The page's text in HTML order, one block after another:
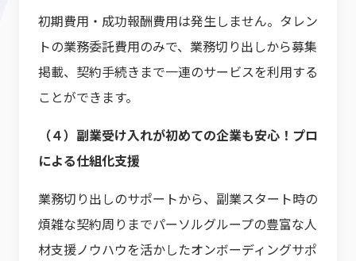
初期費用・成功報酬費用は発生しません。タレン
トの業務委託費用のみで、業務切り出しから募集
掲載、契約手続きまで一連のサービスを利用する
ことができます。
（４）副業受け入れが初めての企業も安心！プロ
による仕組化支援
業務切り出しのサポートから、副業スタート時の
煩雑な契約周りまでパーソルグループの豊富な人
材支援ノウハウを活かしたオンボーディングサポ